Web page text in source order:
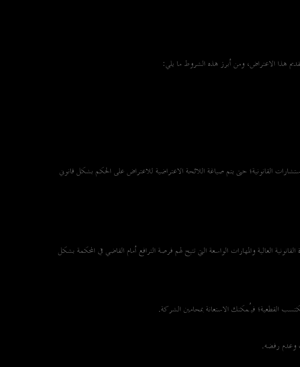
هذا الاعتراض، ومن أبرز هذه الشروط ما يلي:
القانونية؛ حتى يتم صياغة اللائحة الاعتراضية للاعتراض على الحكم بشكل قانوني
العالية والمهارات الواسعة التي تتيح لهم فرصة الترافع أمام القاضي في المحكمة بشكل
القطعية؛ فيُمكنك الاستعانة بمحامين الشركة.
وعدم رفضه.